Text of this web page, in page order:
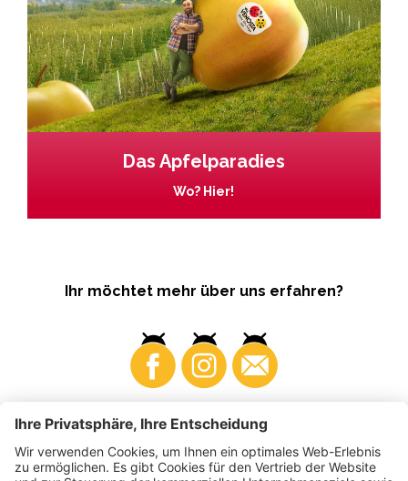
Das Apfelparadies
Wo? Hier!
Ihr möchtet mehr über uns erfahren?
Business Produzenten